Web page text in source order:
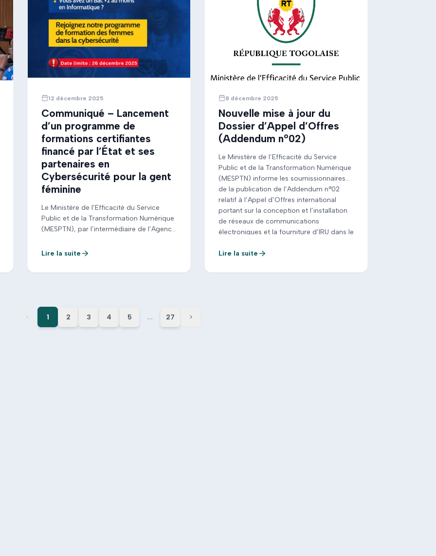
12 décembre 2025
Communiqué – Lancement
d’un programme de
formations certifiantes
financé par l’État et ses
partenaires en
Cybersécurité pour la gent
féminine
Le Ministère de l’Efficacité du Service
Public et de la Transformation Numérique
(MESPTN), par l’intermédiaire de l’Agence
en partenariat avec l’Agence Togo Digital
techniques et financiers, un recrutement
Lire la suite
8 décembre 2025
Nouvelle mise à jour du
Dossier d’Appel d’Offres
(Addendum n°02)
Le Ministère de l’Efficacité du Service
Public et de la Transformation Numérique
(MESPTN) informe les soumissionnaires
de la publication de l’Addendum n°02
relatif à l’Appel d’Offres international
portant sur la conception et l’installation
de réseaux de communications
électroniques et la fourniture d’IRU dans le
notamment la nouvelle date limite […]
Lire la suite
< 1 2 3 4 5 ... 27 >